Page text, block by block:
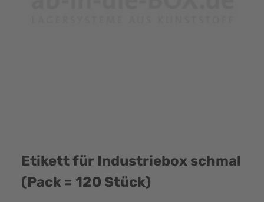
Etikett für Industriebox schmal
(Pack = 120 Stück)